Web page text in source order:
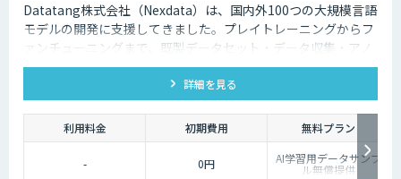
Datatang株式会社（Nexdata）は、国内外100つの大規模言語
モデルの開発に支援してきました。プレイトレーニングからフ
ァンチューニングまで、既製データセット・データ収集・アノ
テーションを一気貫通して提供しております。
詳細を見る
利用料金 初期費用 無料プラン
- 0円 AI学習用データサンプ
ル無償提供